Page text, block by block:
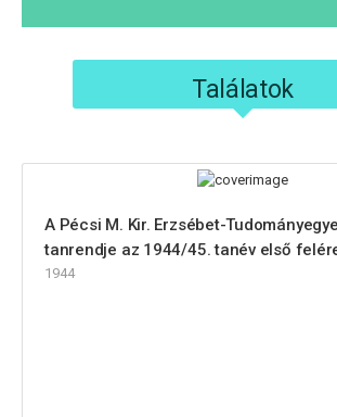
Találatok
A Pécsi M. Kir. Erzsébet-
tanrendje az 1944/45. tanév első
1944